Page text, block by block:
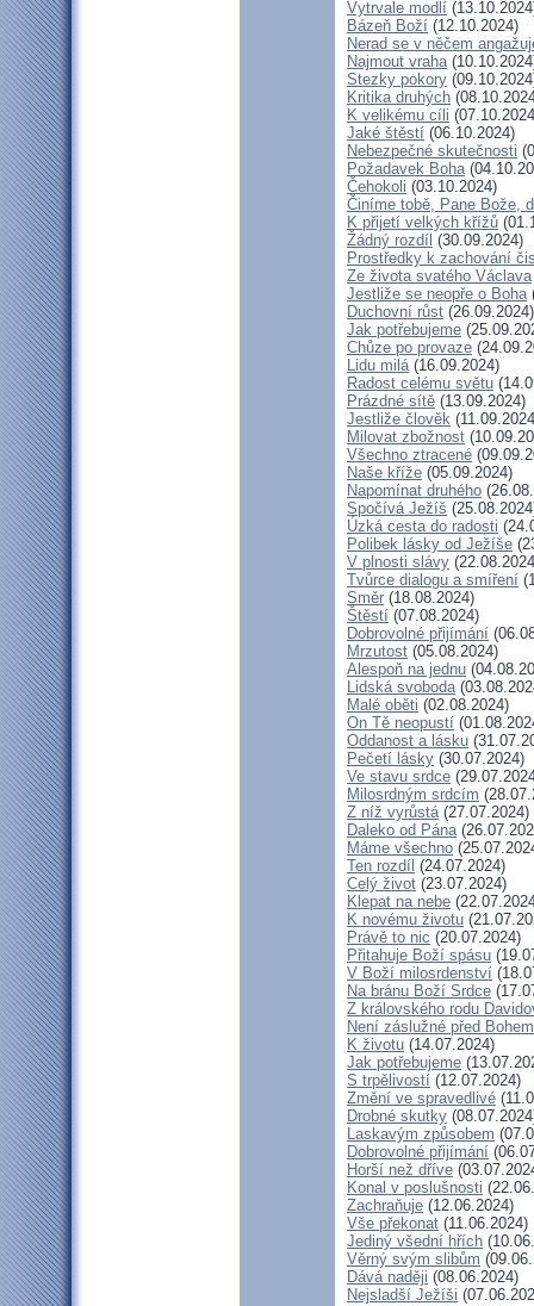
Vytrvale modlí
Bázeň Boží (12.10.2024)
Nerad se v něčem
Najmout vraha
Stezky pokory
Kritika druhých
K velikému cíli
Jaké štěstí (06.10.2024)
Nebezpečné skutečnosti
Požadavek Boha
Čehokoli (03.10.2024)
Činíme tobě, Pane Bože,
K přijetí velkých křížů
Žádný rozdíl (30.09.2024)
Prostředky k zachování
Ze života svatého Václava
Jestliže se neopře o Boha
Duchovní růst (26.09.2024)
Jak potřebujeme
Chůze po provaze
Lidu milá(16.09.2024)
Radost celému světu
Prázdné sítě (13.09.2024)
Jestliže člověk
Milovat zbožnost
Všechno ztracené
Naše kříže (05.09.2024)
Napomínat druhého
Spočívá Ježíš
Úzká cesta do radosti
Polibek lásky od Ježíše
V plnosti slávy
Tvůrce dialogu a smíření
Směr (18.08.2024)
Štěstí (07.08.2024)
Dobrovolné přijímání
Mrzutost (05.08.2024)
Alespoň na jednu
Lidská svoboda
Malé oběti (02.08.2024)
On Tě neopustí
Oddanost a lásku
Pečetí lásky (30.07.2024)
Ve stavu srdce
Milosrdným srdcím
Z níž vyrůstá(27.07.2024)
Daleko od Pána
Máme všechno
Ten rozdíl (24.07.2024)
Celý život (23.07.2024)
Klepat na nebe
K novému životu
Právě to nic (20.07.2024)
Přitahuje Boží spásu
V Boží milosrdenství
Na bránu Boží Srdce
Z královského rodu
Není záslužné před Bohem
K životu (14.07.2024)
Jak potřebujeme
S trpělivostí (12.07.2024)
Změní ve spravedlivé
Drobné skutky
Laskavým způsobem
Dobrovolné přijímání
Horší než dříve
Konal v poslušnosti
Zachraňuje (12.06.2024)
Vše překonat (11.06.2024)
Jediný všední hřích
Věrný svým slibům
Dává naději (08.06.2024)
Nejsladší Ježíši